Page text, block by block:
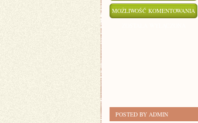
MOŻLIWOŚĆ KOMENTOWANIA
POSTED BY ADMIN